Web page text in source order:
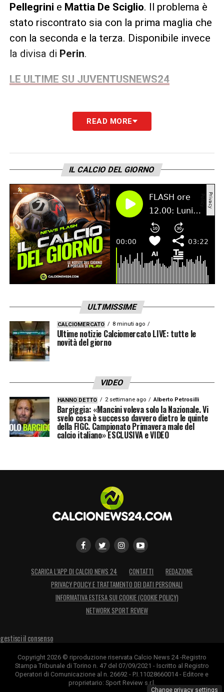
Pellegrini e Mattia De Sciglio. Il problema è
stato riscontrato sia con la prima maglia che
con la seconda e la terza. Disponibile invece
la divisa di Perin.
LE ULTIME SU JUVENTUSNEWS24
READ MORE
IL CALCIO DEL GIORNO
ULTIMISSIME
CALCIOMERCATO 8 minuti ago
Ultime notizie Calciomercato LIVE: tutte le
novità del giorno
VIDEO
HANNO DETTO 2 settimane ago Alberto Petrosilli
Bargiggia: «Mancini voleva solo la Nazionale. Vi
svelo cosa è successo davvero dietro le quinte
della FIGC. Campionato Primavera male del
calcio italiano» ESCLUSIVA e VIDEO
SCARICA L’APP DI CALCIO NEWS 24 CONTATTI
REDAZIONE
PRIVACY POLICY E TRATTAMENTO DEI DATI PERSONALI
INFORMATIVA ESTESA SUI COOKIE (COOKIE POLICY)
NETWORK SPORT REVIEW
gestisci il consenso
Copyright 2026 © riproduzione riservata Calcio News 24 -Registro
Stampa Tribunale di Torino n. 47 del 07/09/2021 - Iscritto al Registro
Operatori di Comunicazione al n. 26692 - P.I.11028660014 - Editore e
proprietario: Sport Review s.r.l.
Change privacy settings